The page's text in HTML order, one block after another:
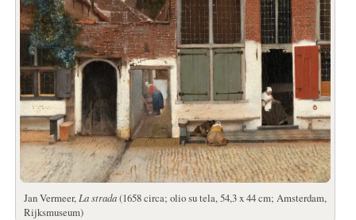
Jan Vermeer, La strada(1658 circa; olio su tela, 54,3 x 44 cm; Amsterdam,
Rijksmuseum)